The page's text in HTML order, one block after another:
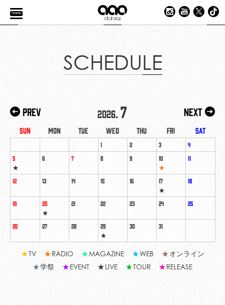
menu
SCHEDULE
Prev 2026. 7 Next
Sun Mon Tue Wed Thu Fri Sat
1 2 3
4
5
★
6 7 8 9
10
★
11
12 13 14 15 16
17
★
18
19
20
★
21 22 23 24 25
26 27 28
29
★
30 31
★TV ★RADIO ★MAGAZINE ★WEB ★オンライン
★学祭 ★EVENT ★LIVE ★TOUR ★RELEASE